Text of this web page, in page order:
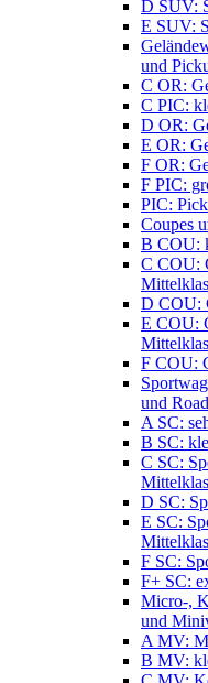
D SUV:
E SUV:
und
C OR:
C PIC:
D OR:
E OR:
F OR:
F PIC:
PIC:
Coupes
B COU:
C COU:
D COU:
E COU:
F COU:
und
A SC:
B SC:
C SC:
D SC:
E SC:
F SC:
F+ SC:
Micro-,
und
A MV:
B MV: